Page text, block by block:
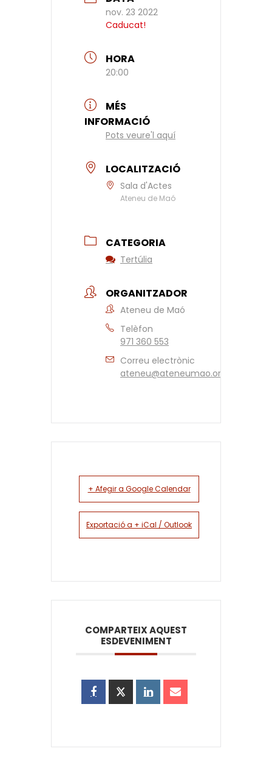
nov. 23 2022
Caducat!
HORA
20:00
MÉS
INFORMACIÓ
Pots veure'l aquí
LOCALITZACIÓ
Sala d'Actes
Ateneu de Maó
CATEGORIA
Tertúlia
ORGANITZADOR
Ateneu de Maó
Telèfon
971 360 553
Correu electrònic
ateneu@ateneumao.org
+ Afegir a Google Calendar
Exportació a + iCal / Outlook
COMPARTEIX AQUEST
ESDEVENIMENT